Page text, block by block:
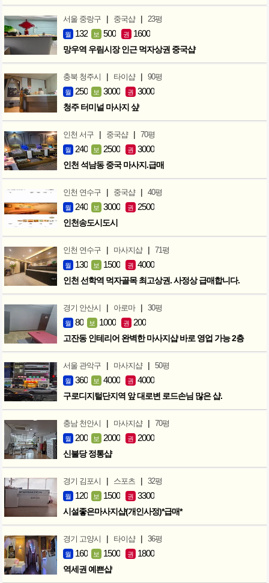
서울 중랑구 | 중국샵 | 23평
월 132 보 500 권 1600
망우역 우림시장 인근 먹자상권 중국샵
충북 청주시 | 타이샵 | 90평
월 250 보 3000 권 3000
청주 터미널 마사지 샾
인천 서구 | 중국샵 | 70평
월 240 보 2500 권 3000
인천 석남동 중국 마사지.급매
인천 연수구 | 중국샵 | 40평
월 240 보 3000 권 2500
인천송도시도시
인천 연수구 | 마사지샵 | 71평
월 130 보 1500 권 4000
인천 선학역 먹자골목 최고상권. 사정상 급매합니다.
경기 안산시 | 아로마 | 30평
월 80 보 1000 권 200
고잔동 인테리어 완벽한 마사지샵 바로 영업 가능 2층
서울 관악구 | 마사지샵 | 50평
월 360 보 4000 권 4000
구로디지털단지역 앞 대로변 로드손님 많은 샵.
충남 천안시 | 마사지샵 | 70평
월 200 보 2000 권 2000
신불당 정통샵
경기 김포시 | 스포츠 | 32평
월 120 보 1500 권 3300
시설좋은마사지샵(개인사정)*급매*
경기 고양시 | 타이샵 | 36평
월 160 보 1500 권 1800
역세권 예쁜샵